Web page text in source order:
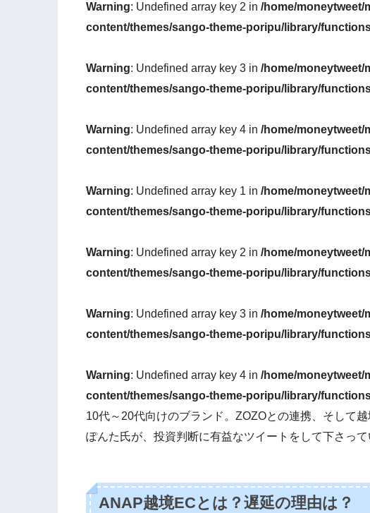
Warning: Undefined array key 2 in /home/moneytweet/
content/themes/sango-theme-poripu/library/
Warning: Undefined array key 3 in /home/moneytweet/
content/themes/sango-theme-poripu/library/
Warning: Undefined array key 4 in /home/moneytweet/
content/themes/sango-theme-poripu/library/
Warning: Undefined array key 1 in /home/moneytweet/
content/themes/sango-theme-poripu/library/
Warning: Undefined array key 2 in /home/moneytweet/
content/themes/sango-theme-poripu/library/
Warning: Undefined array key 3 in /home/moneytweet/
content/themes/sango-theme-poripu/library/
Warning: Undefined array key 4 in /home/moneytweet/
content/themes/sango-theme-poripu/library/
10代～20代向けのブランド。ZOZOとの連携、そして
ぽんた氏が、投資判断に有益なツイートをして下さって
ANAP越境ECとは？遅延の理由は？